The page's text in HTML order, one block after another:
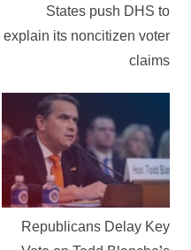
States push DHS to
explain its noncitizen voter
claims
Republicans Delay Key